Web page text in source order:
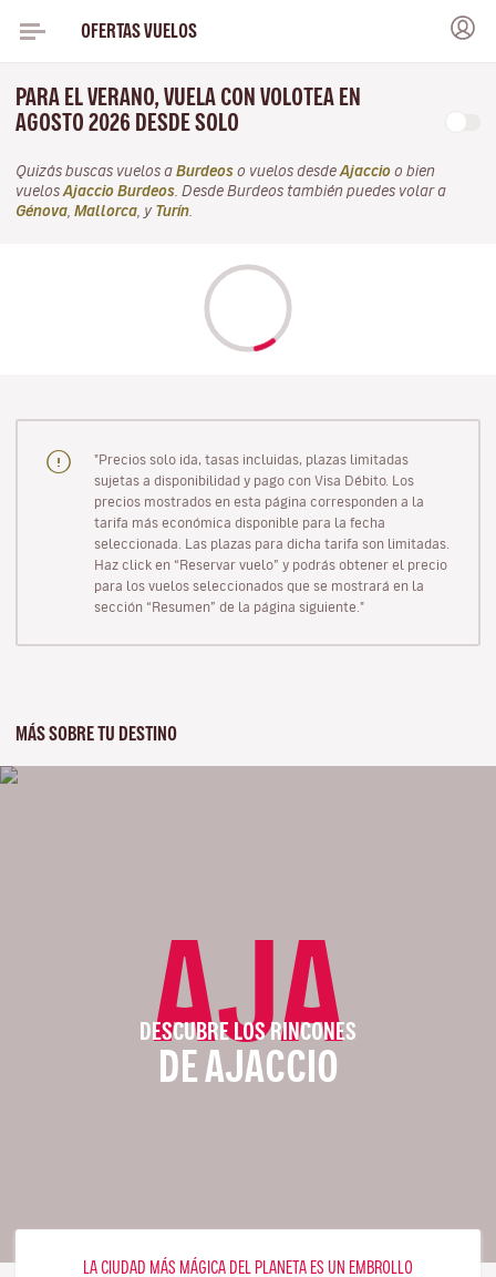
OFERTAS VUELOS
PARA EL VERANO, VUELA CON VOLOTEA EN
AGOSTO 2026 DESDE SOLO
Quizás buscas vuelos a Burdeos o vuelos desde Ajaccio o bien
vuelos Ajaccio Burdeos . Desde Burdeos también puedes volar a
Génova Mallorca , y Turín
"Precios solo ida, tasas incluidas, plazas limitadas
sujetas a disponibilidad y pago con Visa Débito. Los
precios mostrados en esta página corresponden a la
tarifa más económica disponible para la fecha
seleccionada. Las plazas para dicha tarifa son limitadas.
Haz click en “Reservar vuelo” y podrás obtener el precio
para los vuelos seleccionados que se mostrará en la
sección “Resumen” de la página siguiente."
MÁS SOBRE TU DESTINO
AJA
DESCUBRE LOS RINCONES
DE AJACCIO
LA CIUDAD MÁS MÁGICA DEL PLANETA ES UN EMBROLLO